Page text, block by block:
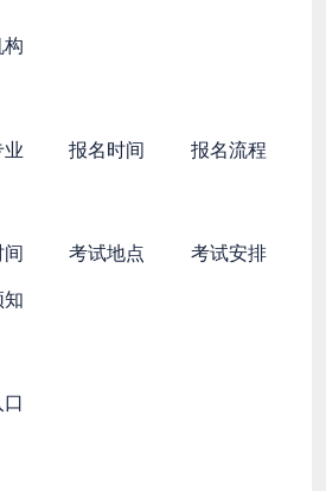
报名时间 报名流程
考试地点
考试安排